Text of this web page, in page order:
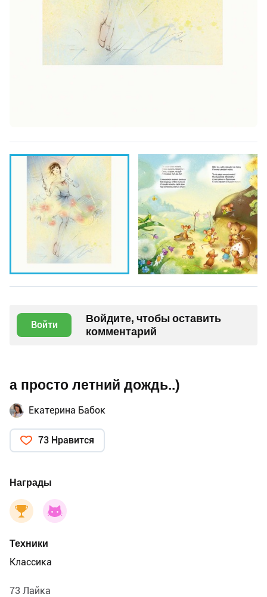
Войти
Войдите, чтобы оставить
комментарий
а просто летний дождь..)
Екатерина Бабок
73 Нравится
Награды
Техники
Классика
73 Лайка